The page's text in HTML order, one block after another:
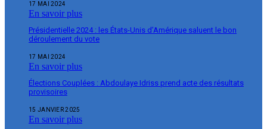
17 MAI 2024
En savoir plus
Présidentielle 2024 : les États-Unis d’Amérique saluent le bon
déroulement du vote
17 MAI 2024
En savoir plus
Élections Couplées : Abdoulaye Idriss prend acte des résultats
provisoires
15 JANVIER 2025
En savoir plus